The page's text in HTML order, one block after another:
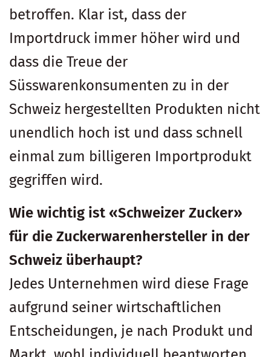
betroffen. Klar ist, dass der
Importdruck immer höher wird und
dass die Treue der
Süsswarenkonsumenten zu in der
Schweiz hergestellten Produkten nicht
unendlich hoch ist und dass schnell
einmal zum billigeren Importprodukt
gegriffen wird.
Wie wichtig ist «Schweizer Zucker»
für die Zuckerwarenhersteller in der
Schweiz überhaupt?
Jedes Unternehmen wird diese Frage
aufgrund seiner wirtschaftlichen
Entscheidungen, je nach Produkt und